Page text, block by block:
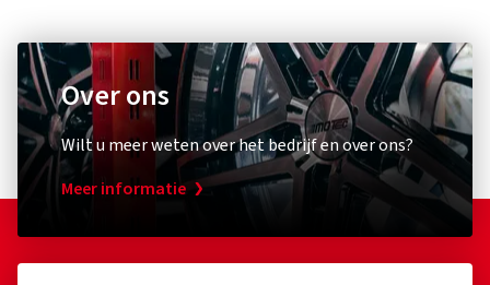
Over ons
Wilt u meer weten over het bedrijf en over ons?
Meer informatie